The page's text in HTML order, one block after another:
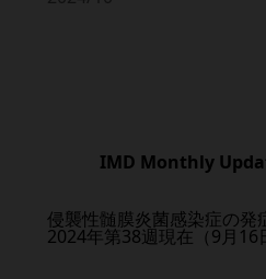
IMD Monthly
侵襲性髄膜炎菌感染症の発
2024年第38週現在（9月16